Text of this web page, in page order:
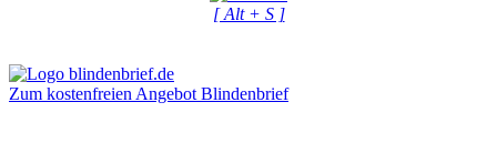
[ Alt + S ]
Zum kostenfreien Angebot Blindenbrief